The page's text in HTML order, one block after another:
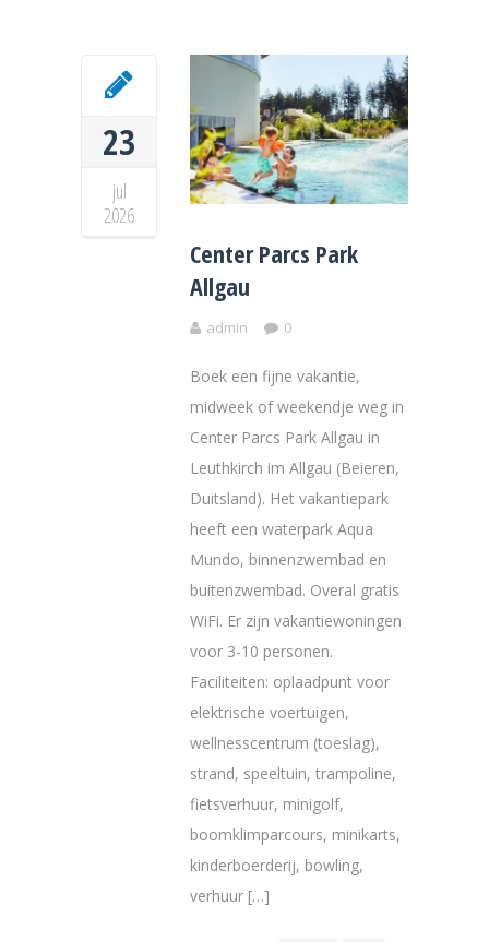
23
jul
2026
Center Parcs Park
Allgau
admin 0
Boek een fijne vakantie,
midweek of weekendje weg in
Center Parcs Park Allgau in
Leuthkirch im Allgau (Beieren,
Duitsland). Het vakantiepark
heeft een waterpark Aqua
Mundo, binnenzwembad en
buitenzwembad. Overal gratis
WiFi. Er zijn vakantiewoningen
voor 3-10 personen.
Faciliteiten: oplaadpunt voor
elektrische voertuigen,
wellnesscentrum (toeslag),
strand, speeltuin, trampoline,
fietsverhuur, minigolf,
boomklimparcours, minikarts,
kinderboerderij, bowling,
verhuur […]